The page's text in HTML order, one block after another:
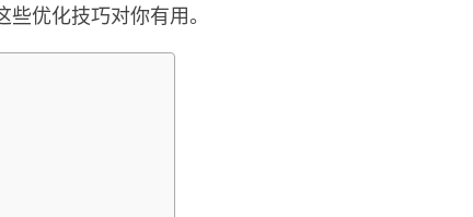
优化技巧对你有用。